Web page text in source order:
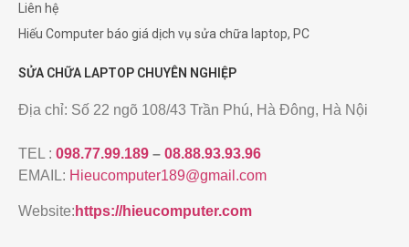
Liên hệ
Hiếu Computer báo giá dịch vụ sửa chữa laptop, PC
SỬA CHỮA LAPTOP CHUYÊN NGHIỆP
Địa chỉ: Số 22 ngõ 108/43 Trần Phú, Hà Đông, Hà Nội
TEL : 098.77.99.189 – 08.88.93.93.96
EMAIL: Hieucomputer189@gmail.com
Website: https://hieucomputer.com